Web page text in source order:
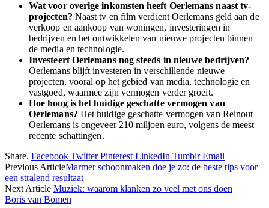
Wat voor overige inkomsten heeft Oerlemans naast tv-
projecten? Naast tv en film verdient Oerlemans geld aan de
verkoop en aankoop van woningen, investeringen in
bedrijven en het ontwikkelen van nieuwe projecten binnen
de media en technologie.
Investeert Oerlemans nog steeds in nieuwe bedrijven?
Oerlemans blijft investeren in verschillende nieuwe
projecten, vooral op het gebied van media, technologie en
vastgoed, waarmee zijn vermogen verder groeit.
Hoe hoog is het huidige geschatte vermogen van
Oerlemans? Het huidige geschatte vermogen van Reinout
Oerlemans is ongeveer 210 miljoen euro, volgens de meest
recente schattingen.
Share. Facebook Twitter Pinterest LinkedIn Tumblr Email
Previous ArticleMarmer schoonmaken doe je zo: de beste tips voor
een stralend resultaat
Next Article Muziek: waarom klanken zo veel met ons doen
Boris van Bomen